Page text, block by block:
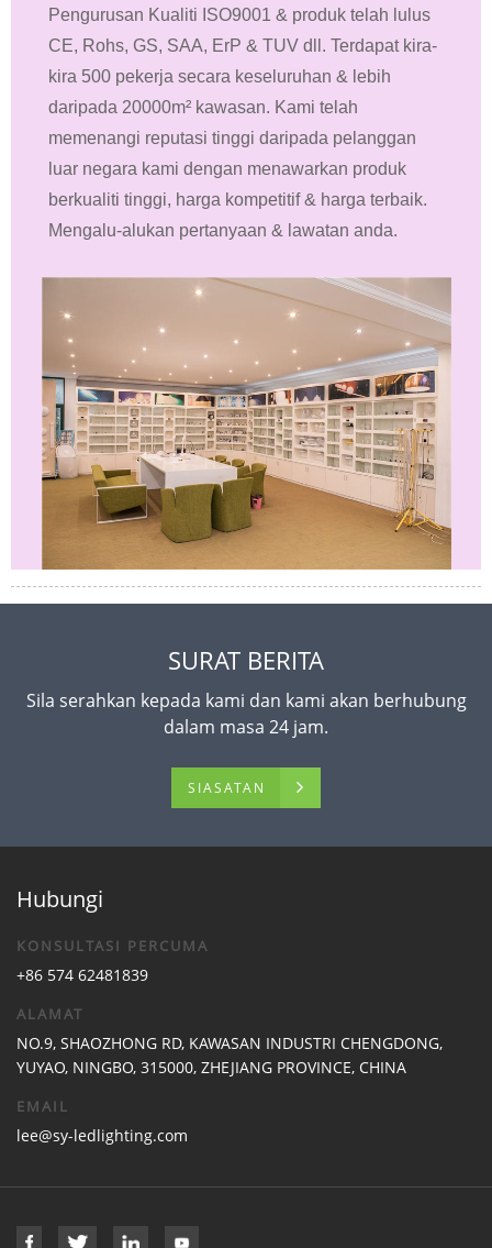
Pengurusan Kualiti ISO9001 & produk telah lulus
CE, Rohs, GS, SAA, ErP & TUV dll. Terdapat kira-
kira 500 pekerja secara keseluruhan & lebih
daripada 20000m² kawasan. Kami telah
memenangi reputasi tinggi daripada pelanggan
luar negara kami dengan menawarkan produk
berkualiti tinggi, harga kompetitif & harga terbaik.
Mengalu-alukan pertanyaan & lawatan anda.
SURAT BERITA
Sila serahkan kepada kami dan kami akan berhubung
dalam masa 24 jam.
SIASATAN
Hubungi
KONSULTASI PERCUMA
+86 574 62481839
ALAMAT
NO.9, SHAOZHONG RD, KAWASAN INDUSTRI CHENGDONG,
YUYAO, NINGBO, 315000, ZHEJIANG PROVINCE, CHINA
EMAIL
lee@sy-ledlighting.com